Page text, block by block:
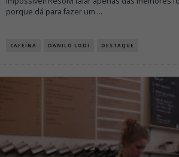
porque dá para fazer um ...
CAFEÍNA DANILO LODI DESTAQUE